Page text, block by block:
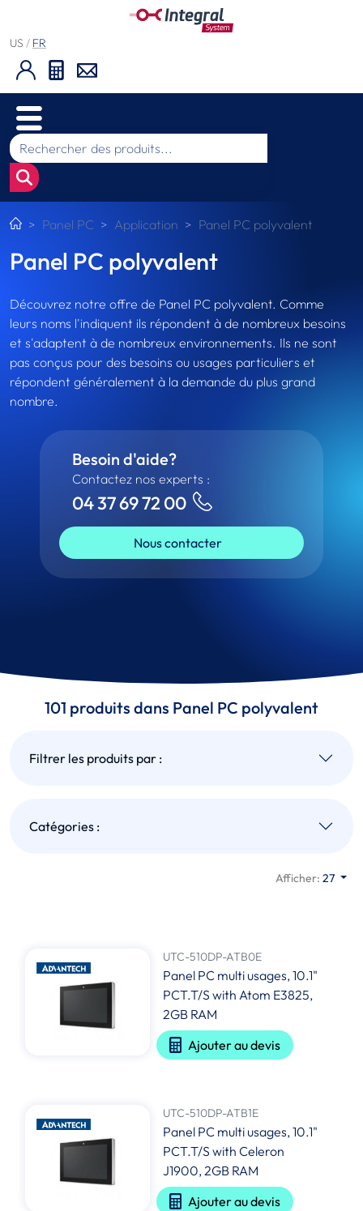
US / FR
Panel PC Application Panel PC polyvalent
Panel PC polyvalent
Découvrez notre offre de Panel PC polyvalent. Comme
leurs noms l'indiquent ils répondent à de nombreux besoins
et s'adaptent à de nombreux environnements. Ils ne sont
pas conçus pour des besoins ou usages particuliers et
répondent généralement à la demande du plus grand
nombre.
Besoin d'aide?
Contactez nos experts :
04 37 69 72 00
Nous contacter
101 produits dans Panel PC polyvalent
Filtrer les produits par :
Catégories :
Afficher:27
UTC-510DP-ATB0E
Panel PC multi usages, 10.1"
PCT.T/S with Atom E3825,
2GB RAM
Ajouter au devis
UTC-510DP-ATB1E
Panel PC multi usages, 10.1"
PCT.T/S with Celeron
J1900, 2GB RAM
Ajouter au devis